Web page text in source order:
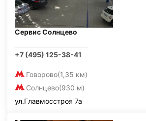
Сервис Солнцево
+7 (495) 125-38-41
Говорово(1,35 км)
Солнцево(930 м)
ул.Главмосстроя 7а